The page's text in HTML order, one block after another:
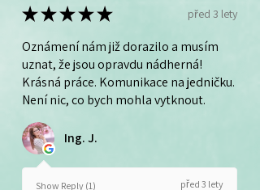
★★★★★ před 3 lety
Oznámení nám již dorazilo a musím
uznat, že jsou opravdu nádherná!
Krásná práce. Komunikace na jedničku.
Není nic, co bych mohla vytknout.
Ing. J.
Show Reply (1) před 3 lety